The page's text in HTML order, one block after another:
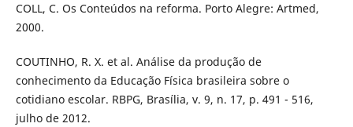
COLL, C. Os Conteúdos na reforma. Porto Alegre: Artmed,
2000.
COUTINHO, R. X. et al. Análise da produção de
conhecimento da Educação Física brasileira sobre o
cotidiano escolar. RBPG, Brasília, v. 9, n. 17, p. 491 - 516,
julho de 2012.